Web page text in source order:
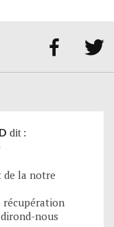
 
dit :
de la notre
récupération
nous